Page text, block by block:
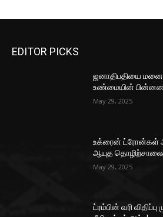
EDITOR PICKS
ஜனாதிபதியை
உண்மையின்
May 29, 2025
உக்ரைன் ட்ரோன்கள்
ஆயுத
May 29, 2025
ட்ரம்பின் வரி